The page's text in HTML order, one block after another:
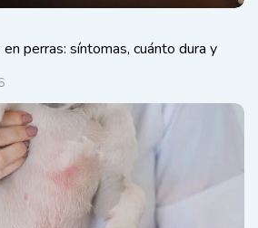
perras: síntomas, cuánto dura y